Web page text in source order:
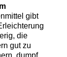
gibt
die
gut zu
dumpf,